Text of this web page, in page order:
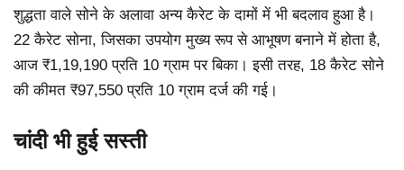
शुद्धता वाले सोने के अलावा अन्य कैरेट के दामों में भी बदलाव हुआ है।
22 कैरेट सोना, जिसका उपयोग मुख्य रूप से आभूषण बनाने में होता है,
आज ₹1,19,190 प्रति 10 ग्राम पर बिका। इसी तरह, 18 कैरेट सोने
की कीमत ₹97,550 प्रति 10 ग्राम दर्ज की गई।
चांदी भी हुई सस्ती